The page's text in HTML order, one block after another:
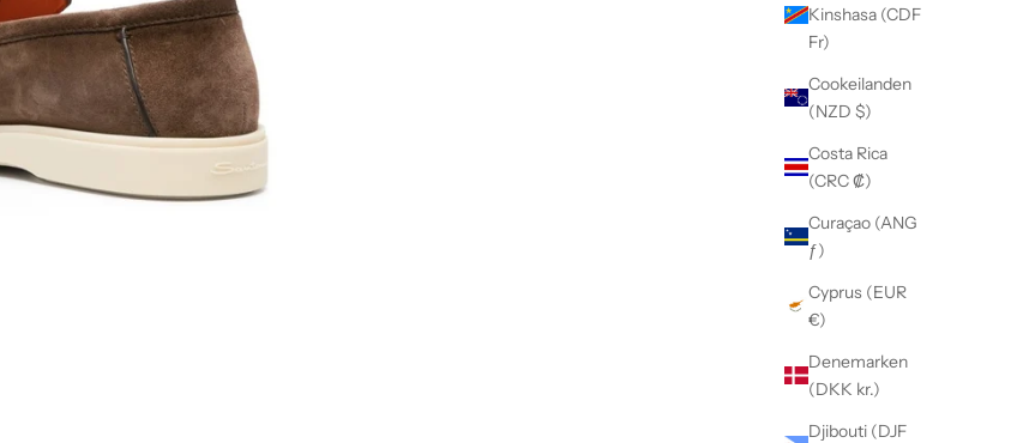
Kinshasa (CDF
Fr)
Cookeilanden
(NZD $)
Costa Rica
(CRC ₡)
Curaçao (ANG
ƒ)
Cyprus (EUR
€)
Denemarken
(DKK kr.)
Djibouti (DJF